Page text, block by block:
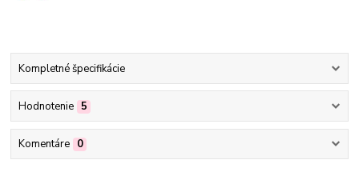
Kompletné špecifikácie
Hodnotenie 5
Komentáre 0